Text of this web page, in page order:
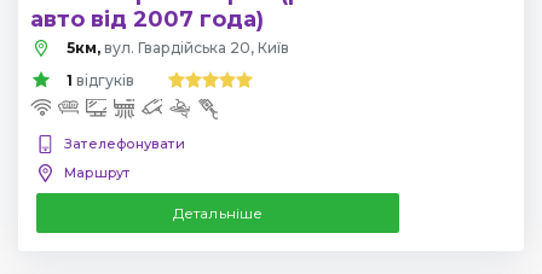
авто від 2007 года)
5км, вул. Гвардійська 20, Київ
1 відгуків
Зателефонувати
Маршрут
Детальніше